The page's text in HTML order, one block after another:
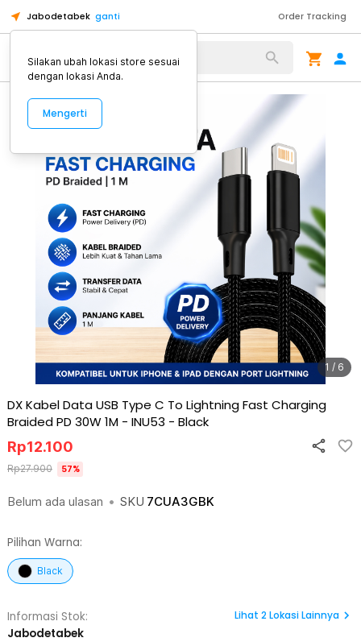
Jabodetabek ganti Order Tracking
Alat Kopi
1 / 6
DX Kabel Data USB Type C To Lightning Fast Charging
Braided PD 30W 1M - INU53 - Black
Belum ada ulasan • SKU 7CUA3GBK
Rp12.100
Rp27.900 57%
Pilihan Warna:
Black
Informasi Stok:
Jabodetabek
Lihat 2Lokasi Lainnya
Silakan ubah lokasi store sesuai
dengan lokasi Anda.
Mengerti